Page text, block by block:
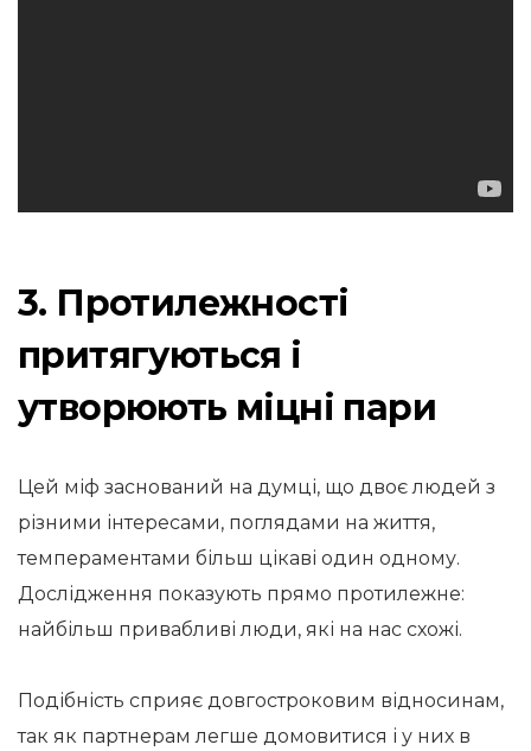
3. Протилежності
притягуються і
утворюють міцні пари
Цей міф заснований на думці, що двоє людей з
різними інтересами, поглядами на життя,
темпераментами більш цікаві один одному.
Дослідження показують прямо протилежне:
найбільш привабливі люди, які на нас схожі.
Подібність сприяє довгостроковим відносинам,
так як партнерам легше домовитися і у них в